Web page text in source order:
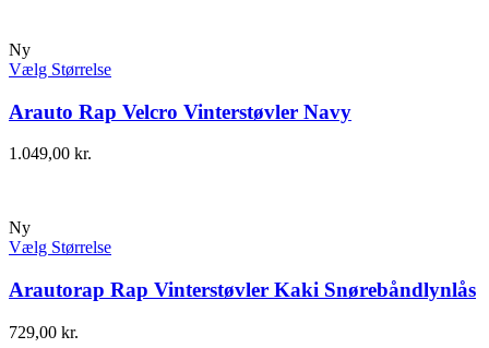
Ny
Vælg Størrelse
Arauto Rap Velcro Vinterstøvler Navy
1.049,00 kr.
Ny
Vælg Størrelse
Arautorap Rap Vinterstøvler Kaki Snørebåndlynlås
729,00 kr.